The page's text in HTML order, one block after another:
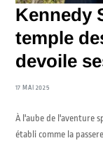
Kennedy
temple
devoile
17 MAI 2025
À l'aube de l'aventure
établi comme la